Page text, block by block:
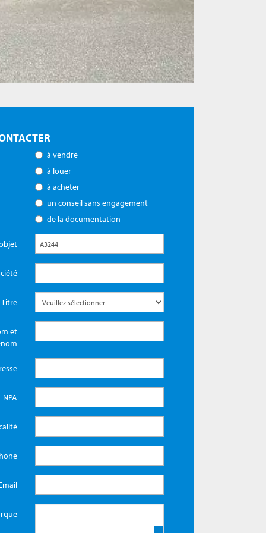
à vendre
à louer
à acheter
un conseil sans engagement
de la documentation
Titre
et
NPA